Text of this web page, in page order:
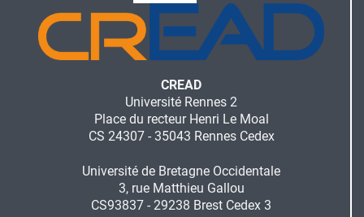
CREAD
Université Rennes 2
Place du recteur Henri Le Moal
CS 24307 - 35043 Rennes Cedex
Université de Bretagne Occidentale
3, rue Matthieu Gallou
CS93837 - 29238 Brest Cedex 3